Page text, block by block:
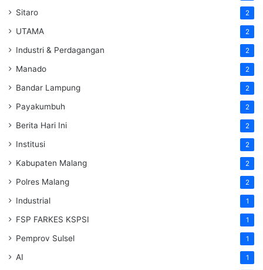
Sitaro 2
UTAMA 2
Industri & Perdagangan 2
Manado 2
Bandar Lampung 2
Payakumbuh 2
Berita Hari Ini 2
Institusi 2
Kabupaten Malang 2
Polres Malang 2
Industrial 1
FSP FARKES KSPSI 1
Pemprov Sulsel 1
AI 1